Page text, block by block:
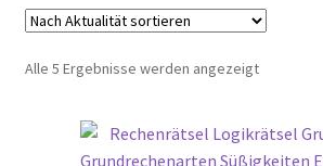
Datenschutzbelehrung
Echtheit von Bewertungen
Alle 5 Ergebnisse werden angezeigtNach